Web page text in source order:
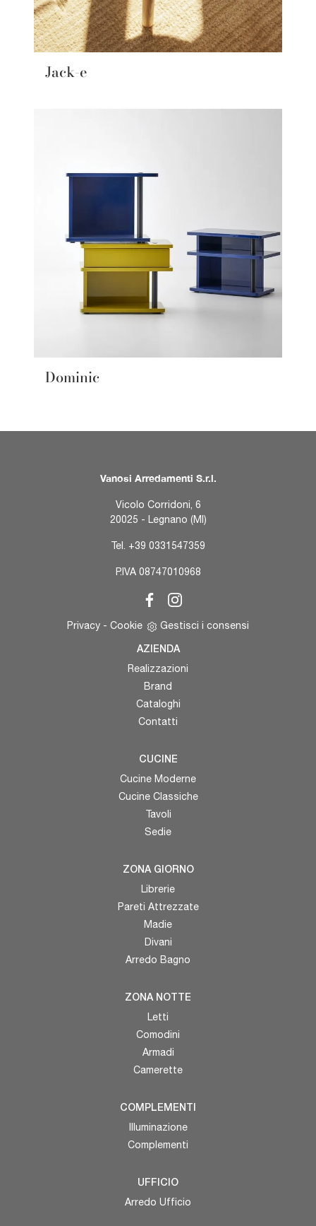
Jack-e
Dominic
Vanosi Arredamenti S.r.l.
Vicolo Corridoni, 6
20025 - Legnano (MI)
Tel. +39 0331547359
P.IVA 08747010968
Privacy - Cookie Gestisci i consensi
AZIENDA
Realizzazioni
Brand
Cataloghi
Contatti
CUCINE
Cucine Moderne
Cucine Classiche
Tavoli
Sedie
ZONA GIORNO
Librerie
Pareti Attrezzate
Madie
Divani
Arredo Bagno
ZONA NOTTE
Letti
Comodini
Armadi
Camerette
COMPLEMENTI
Illuminazione
Complementi
UFFICIO
Arredo Ufficio